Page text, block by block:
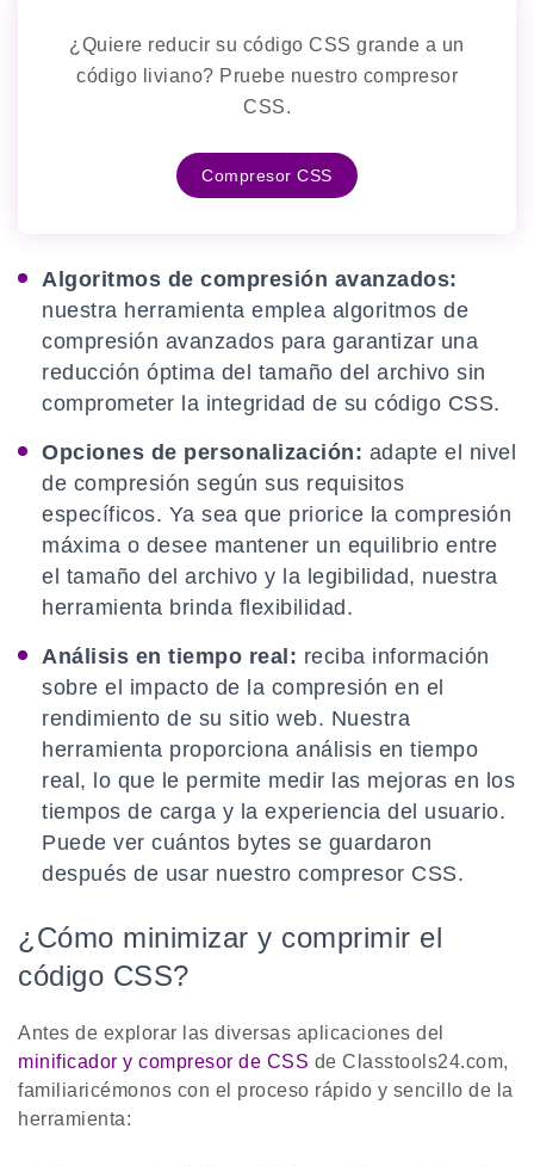
¿Quiere reducir su código CSS grande a un
código liviano? Pruebe nuestro compresor
CSS.
Compresor CSS
Algoritmos de compresión avanzados:
nuestra herramienta emplea algoritmos de
compresión avanzados para garantizar una
reducción óptima del tamaño del archivo sin
comprometer la integridad de su código CSS.
Opciones de personalización: adapte el nivel
de compresión según sus requisitos
específicos. Ya sea que priorice la compresión
máxima o desee mantener un equilibrio entre
el tamaño del archivo y la legibilidad, nuestra
herramienta brinda flexibilidad.
Análisis en tiempo real: reciba información
sobre el impacto de la compresión en el
rendimiento de su sitio web. Nuestra
herramienta proporciona análisis en tiempo
real, lo que le permite medir las mejoras en los
tiempos de carga y la experiencia del usuario.
Puede ver cuántos bytes se guardaron
después de usar nuestro compresor CSS.
¿Cómo minimizar y comprimir el
código CSS?
Antes de explorar las diversas aplicaciones del
minificador y compresor de CSS de Classtools24.com,
familiaricémonos con el proceso rápido y sencillo de la
herramienta: